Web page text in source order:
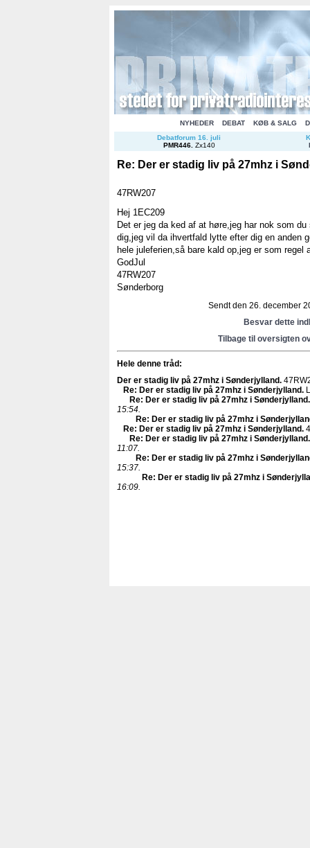
NYHEDER DEBAT KØB & SALG
Debatforum 16. juli
PMR446. Zx140
Re: Der er stadig liv på 27mhz i
47RW207
Hej 1EC209
Det er jeg da ked af at høre,jeg har nok som
dig,jeg vil da ihvertfald lytte efter dig en anden
hele juleferien,så bare kald op,jeg er som regel
GodJul
47RW207
Sønderborg
Sendt den 26. december
Besvar dette
Tilbage til oversigten
Hele denne tråd:
Der er stadig liv på 27mhz i Sønderjylland.
Re: Der er stadig liv på 27mhz i Sønderjylland.
Re: Der er stadig liv på 27mhz i Sønderjylland.
15:54.
Re: Der er stadig liv på 27mhz i
Re: Der er stadig liv på 27mhz i Sønderjylland.
Re: Der er stadig liv på 27mhz i Sønderjylland.
11:07.
Re: Der er stadig liv på 27mhz i
15:37.
Re: Der er stadig liv på 27mhz i
16:09.